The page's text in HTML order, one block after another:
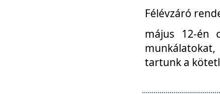
Félévzáró
május 12-én
tartunk a